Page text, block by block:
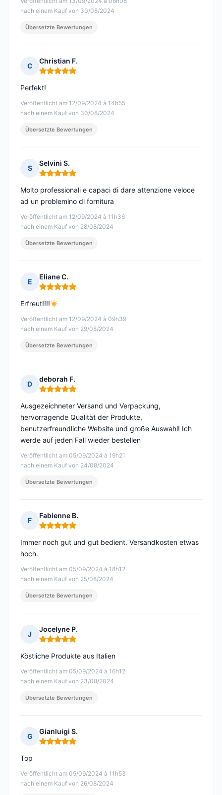
nach einem Kauf von 30/08/2024
Übersetzte Bewertungen
C
Christian F.
Hinweis: 5 von 5
Veröffentlicht am 12/09/2024 à 14h55
nach einem Kauf von 30/08/2024
Perfekt!
Übersetzte Bewertungen
S
Selvini S.
Hinweis: 5 von 5
Veröffentlicht am 12/09/2024 à 11h36
nach einem Kauf von 28/08/2024
Molto professionali e capaci di dare attenzione veloce
ad un problemino di fornitura
Übersetzte Bewertungen
E
Eliane C.
Hinweis: 5 von 5
Veröffentlicht am 12/09/2024 à 09h39
nach einem Kauf von 29/08/2024
Erfreut!!!!
Übersetzte Bewertungen
D
deborah F.
Hinweis: 5 von 5
Veröffentlicht am 05/09/2024 à 19h21
nach einem Kauf von 24/08/2024
Ausgezeichneter Versand und Verpackung,
hervorragende Qualität der Produkte,
benutzerfreundliche Website und große Auswahl! Ich
werde auf jeden Fall wieder bestellen
Übersetzte Bewertungen
F
Fabienne B.
Hinweis: 5 von 5
Veröffentlicht am 05/09/2024 à 18h12
nach einem Kauf von 25/08/2024
Immer noch gut und gut bedient. Versandkosten etwas
hoch.
Übersetzte Bewertungen
J
Jocelyne P.
Hinweis: 5 von 5
Veröffentlicht am 05/09/2024 à 16h12
nach einem Kauf von 23/08/2024
Köstliche Produkte aus Italien
Übersetzte Bewertungen
G
Gianluigi S.
Hinweis: 5 von 5
Veröffentlicht am 05/09/2024 à 11h53
nach einem Kauf von 26/08/2024
Top